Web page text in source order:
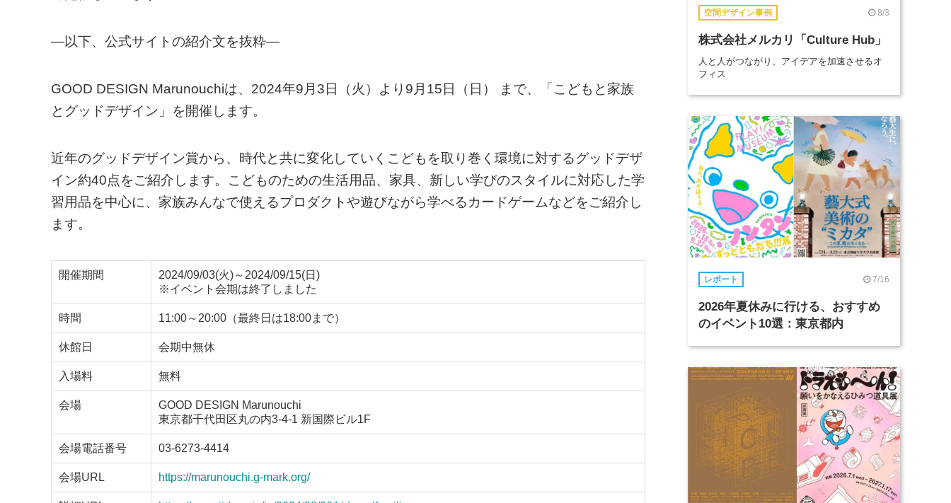
—以下、公式サイトの紹介文を抜粋—
GOOD DESIGN Marunouchiは、2024年9月3日（火）より9月15日（日） まで、「こどもと家族
とグッドデザイン」を開催します。
近年のグッドデザイン賞から、時代と共に変化していくこどもを取り巻く環境に対するグッドデザ
イン約40点をご紹介します。こどものための生活用品、家具、新しい学びのスタイルに対応した学
習用品を中心に、家族みんなで使えるプロダクトや遊びながら学べるカードゲームなどをご紹介し
ます。
開催期間
2024/09/03(火)～2024/09/15(日)
※イベント会期は終了しました
時間 11:00～20:00（最終日は18:00まで）
休館日 会期中無休
入場料 無料
会場
GOOD DESIGN Marunouchi
東京都千代田区丸の内3-4-1 新国際ビル1F
会場電話番号 03-6273-4414
会場URL https://marunouchi.g-mark.org/
空間デザイン事例 8/3
株式会社メルカリ「Culture Hub」
人と人がつながり、アイデアを加速させるオ
フィス
レポート 7/16
2026年夏休みに行ける、おすすめ
のイベント10選：東京都内